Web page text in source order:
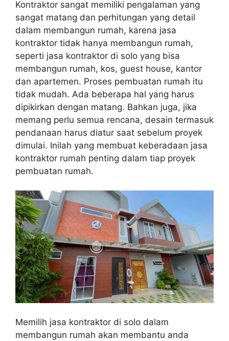
Kontraktor sangat memiliki pengalaman yang
sangat matang dan perhitungan yang detail
dalam membangun rumah, karena jasa
kontraktor tidak hanya membangun rumah,
seperti jasa kontraktor di solo yang bisa
membangun rumah, kos, guest house, kantor
dan apartemen. Proses pembuatan rumah itu
tidak mudah. Ada beberapa hal yang harus
dipikirkan dengan matang. Bahkan juga, jika
memang perlu semua rencana, desain termasuk
pendanaan harus diatur saat sebelum proyek
dimulai. Inilah yang membuat keberadaan jasa
kontraktor rumah penting dalam tiap proyek
pembuatan rumah.
Memilih jasa kontraktor di solo dalam
membangun rumah akan membantu anda